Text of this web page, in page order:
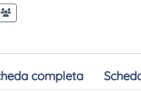
completa